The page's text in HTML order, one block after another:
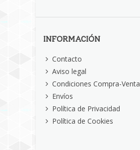
INFORMACIÓN
Contacto
Aviso legal
Condiciones Compra-Venta
Envíos
Política de Privacidad
Política de Cookies